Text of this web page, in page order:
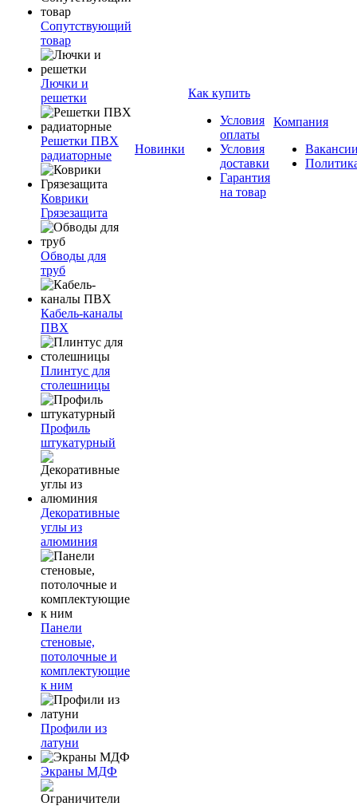
Сопутствующий
товар
Лючки и
решетки
Решетки ПВХ
радиаторные
Коврики
Грязезащита
Обводы для
труб
Кабель-каналы
ПВХ
Плинтус для
столешницы
Профиль
штукатурный
Декоративные
углы из
алюминия
Панели
стеновые,
потолочные и
комплектующие
к ним
Профили из
латуни
Экраны МДФ
Новинки
Как купить
Условия
оплаты
Условия
доставки
Гарантия
на товар
Компания